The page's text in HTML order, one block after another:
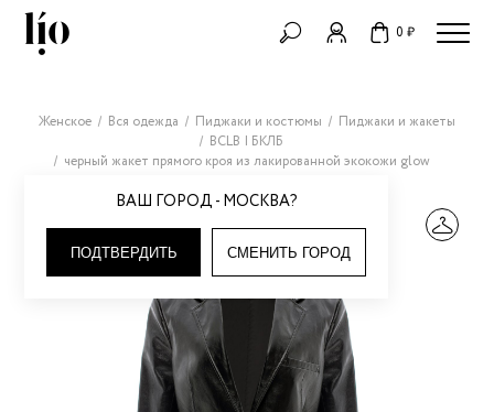
0 ₽
ВАШ ГОРОД - МОСКВА?
ПОДТВЕРДИТЬ СМЕНИТЬ ГОРОД
Женское Вся одежда Пиджаки и костюмы
Пиджаки и жакеты
BCLB | БКЛБ
черный жакет прямого кроя из лакированной экокожи glow